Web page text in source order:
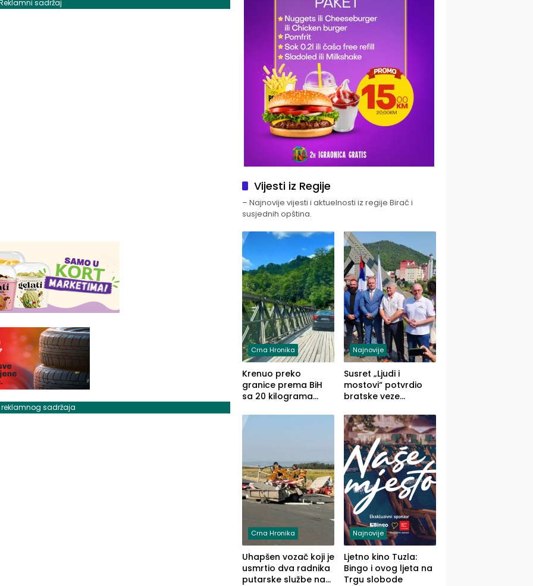
sadržaj
reklamnog sadržaja
Vijesti iz Regije
– Najnovije vijesti i aktuelnosti iz regije Birač i
susjednih opština.
Crna Hronika
Krenuo preko
granice prema BiH
sa 20 kilograma
u automobilu
Najnovije
Susret „Ljudi i
mostovi“ potvrdio
bratske veze
Zvornika
Crna Hronika
Uhapšen vozač koji je
usmrtio dva radnika
putarske službe na
Najnovije
Ljetno kino Tuzla:
Bingo i ovog ljeta na
Trgu slobode